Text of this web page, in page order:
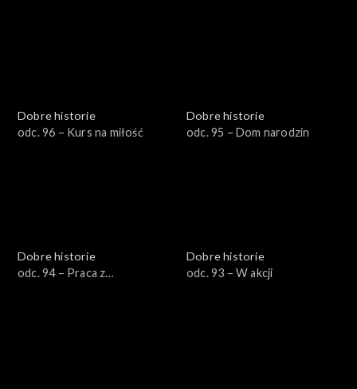
Dobre historie
odc. 96 – Kurs na miłość
Dobre historie
odc. 95 – Dom narodzin
Dobre historie
odc. 94 – Praca z
Dobre historie
odc. 93 – W akcji